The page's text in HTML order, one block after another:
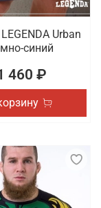
Urban
синий
460 ₽